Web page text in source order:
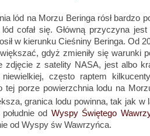
lód na Morzu Beringa rósł bardzo
cofał się. Główną przyczyna jest
w kierunku Cieśniny Beringa. Od
gdyż zmieniły się warunki
z satelity NASA, jest albo
często raptem
porze powierzchnia lodu na
granica lodu powinna, tak jak w
od Wyspy Świętego
od Wyspy św Wawrzyńca.